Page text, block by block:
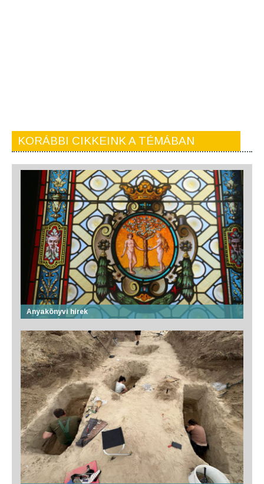
KORÁBBI CIKKEINK A TÉMÁBAN
Anyakönyvi hírek